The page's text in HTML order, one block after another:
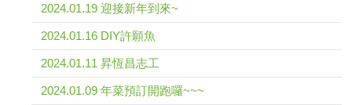
2024.01.19 迎接新年到來~
2024.01.16 DIY許願魚
2024.01.11 昇恆昌志工
2024.01.09 年菜預訂開跑囉~~~